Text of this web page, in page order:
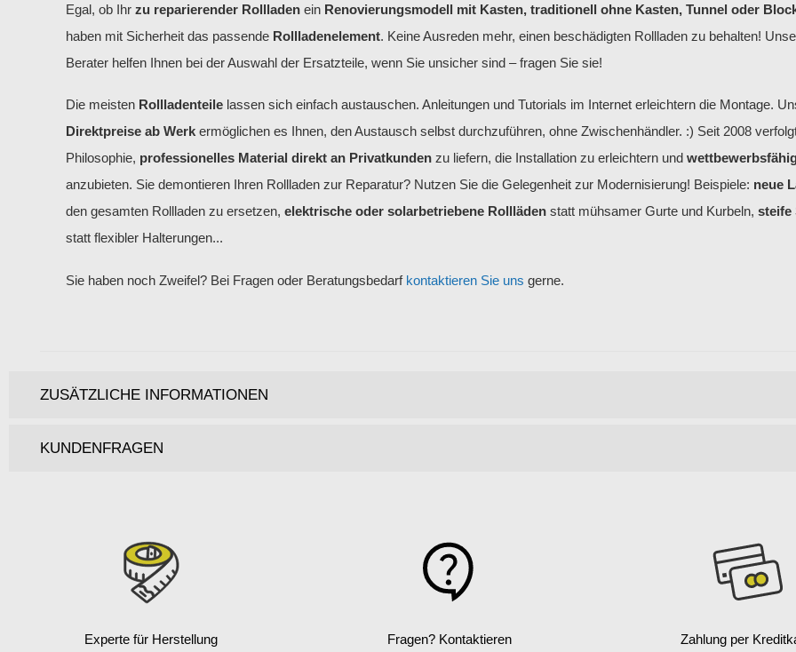
Egal, ob Ihr zu reparierender Rollladen ein Renovierungsmodell mit Kasten, traditionell ohne Kasten, Tunnel oder
haben mit Sicherheit das passende Rollladenelement. Keine Ausreden mehr, einen beschädigten Rollladen zu behalten!
Berater helfen Ihnen bei der Auswahl der Ersatzteile, wenn Sie unsicher sind – fragen Sie sie!
Die meisten Rollladenteile lassen sich einfach austauschen. Anleitungen und Tutorials im Internet erleichtern die Montage.
Direktpreise ab Werk ermöglichen es Ihnen, den Austausch selbst durchzuführen, ohne Zwischenhändler. :) Seit 2008
Philosophie, professionelles Material direkt an Privatkunden zu liefern, die Installation zu erleichtern und
anzubieten. Sie demontieren Ihren Rollladen zur Reparatur? Nutzen Sie die Gelegenheit zur Modernisierung! Beispiele: neue
den gesamten Rollladen zu ersetzen, elektrische oder solarbetriebene Rollläden statt mühsamer Gurte und Kurbeln, steife
statt flexibler Halterungen...
Sie haben noch Zweifel? Bei Fragen oder Beratungsbedarf kontaktieren Sie uns gerne.
ZUSÄTZLICHE INFORMATIONEN
KUNDENFRAGEN
Experte für Herstellung
Fragen? Kontaktieren
Zahlung per